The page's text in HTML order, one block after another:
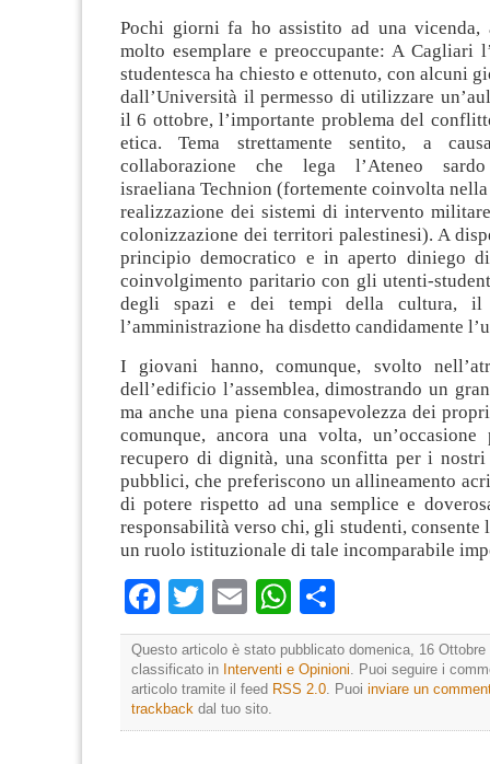
Pochi giorni fa ho assistito ad una vicenda,
molto esemplare e preoccupante: A Cagliari
studentesca ha chiesto e ottenuto, con alcuni
dall’Università il permesso di utilizzare
il 6 ottobre, l’importante problema del
etica. Tema strettamente sentito, a
collaborazione che lega l’Ateneo sardo
israeliana Technion (fortemente coinvolta
realizzazione dei sistemi di intervento
colonizzazione dei territori palestinesi). A
principio democratico e in aperto diniego
coinvolgimento paritario con gli utenti-
degli spazi e dei tempi della cultura, il
l’amministrazione ha disdetto candidamente
I giovani hanno, comunque, svolto
dell’edificio l’assemblea, dimostrando un
ma anche una piena consapevolezza dei
comunque, ancora una volta,
recupero di dignità, una sconfitta per i
pubblici, che preferiscono un allineamento
di potere rispetto ad una semplice e
responsabilità verso chi, gli studenti, consente
un ruolo istituzionale di tale incomparabile
Facebook
TwitterEmailWhatsApp
Questo articolo è stato pubblicato domenica, 16 Ottobre
classificato in Interventi e Opinioni. Puoi seguire i
articolo tramite il feed RSS 2.0. Puoi inviare un
trackback dal tuo sito.